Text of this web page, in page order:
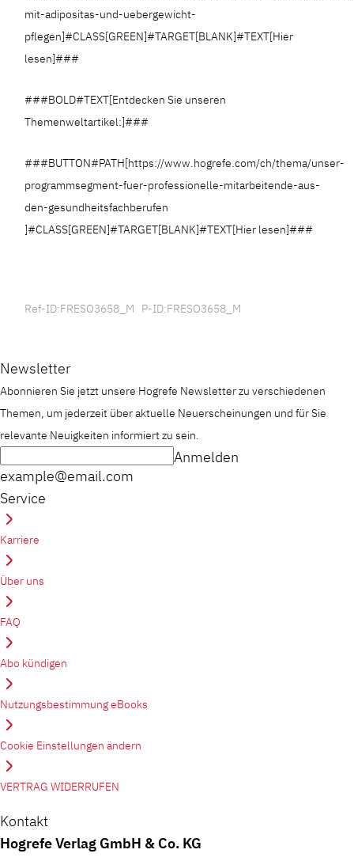
mit-adipositas-und-uebergewicht-
pflegen]#CLASS[GREEN]#TARGET[BLANK]#TEXT[Hier
lesen]###
###BOLD#TEXT[Entdecken Sie unseren
Themenweltartikel:]###
###BUTTON#PATH[https://www.hogrefe.com/ch/thema/unser-
programmsegment-fuer-professionelle-mitarbeitende-aus-
den-gesundheitsfachberufen
]#CLASS[GREEN]#TARGET[BLANK]#TEXT[Hier lesen]###
Ref-ID:FRESO3658_M P-ID:FRESO3658_M
Newsletter
Abonnieren Sie jetzt unsere Hogrefe Newsletter zu verschiedenen
Themen, um jederzeit über aktuelle Neuerscheinungen und für Sie
relevante Neuigkeiten informiert zu sein.
example@email.com
Anmelden
Service
Karriere
Über uns
FAQ
Abo kündigen
Nutzungsbestimmung eBooks
Cookie Einstellungen ändern
VERTRAG WIDERRUFEN
Kontakt
Hogrefe Verlag GmbH & Co. KG